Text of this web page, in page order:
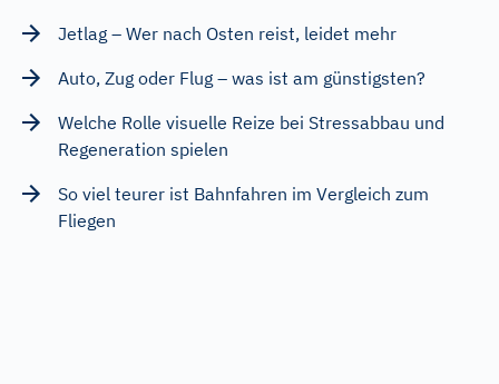
Jetlag – Wer nach Osten reist, leidet mehr
Auto, Zug oder Flug – was ist am günstigsten?
Welche Rolle visuelle Reize bei Stressabbau und
Regeneration spielen
So viel teurer ist Bahnfahren im Vergleich zum
Fliegen